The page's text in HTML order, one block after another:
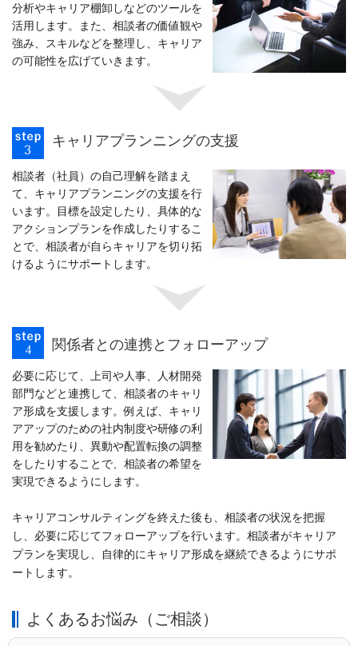
分析やキャリア棚卸しなどのツールを
活用します。また、相談者の価値観や
強み、スキルなどを整理し、キャリア
の可能性を広げていきます。
キャリアプランニングの支援
相談者（社員）の自己理解を踏まえ
て、キャリアプランニングの支援を行
います。目標を設定したり、具体的な
アクションプランを作成したりするこ
とで、相談者が自らキャリアを切り拓
けるようにサポートします。
関係者との連携とフォローアップ
必要に応じて、上司や人事、人材開発
部門などと連携して、相談者のキャリ
ア形成を支援します。例えば、キャリ
アアップのための社内制度や研修の利
用を勧めたり、異動や配置転換の調整
をしたりすることで、相談者の希望を
実現できるようにします。
キャリアコンサルティングを終えた後も、相談者の状況を把握
し、必要に応じてフォローアップを行います。相談者がキャリア
プランを実現し、自律的にキャリア形成を継続できるようにサポ
ートします。
よくあるお悩み（ご相談）